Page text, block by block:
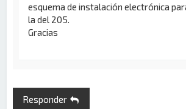
esquema de instalación electrónica
la del 205.
Gracias
Responder